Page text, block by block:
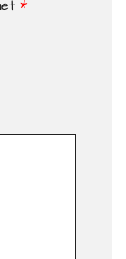
*